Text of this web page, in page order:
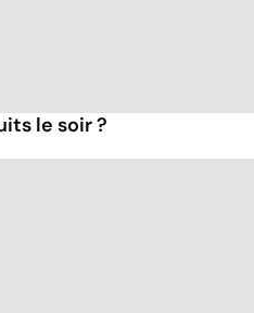
le soir ?